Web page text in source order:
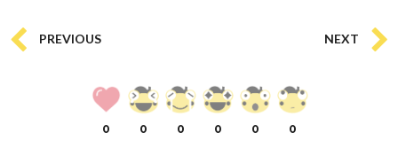
PREVIOUS NEXT
0 0 0 0 0 0